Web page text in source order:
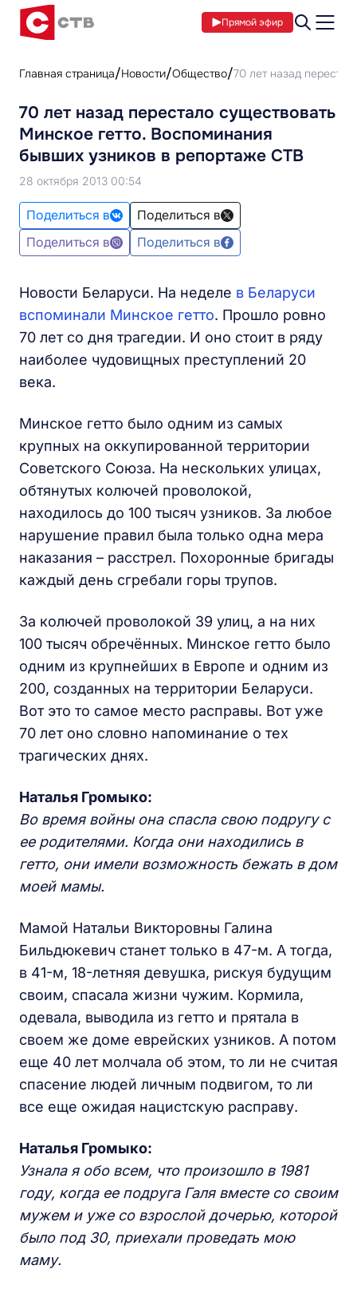
Прямой эфир
Главная страница Новости Общество 70 лет назад
70 лет назад перестало существовать
Минское гетто. Воспоминания
бывших узников в репортаже СТВ
28 октября 2013 00:54
Поделиться в
Поделиться в
Поделиться в
Поделиться в
Новости Беларуси. На неделе в Беларуси
вспоминали Минское гетто. Прошло ровно
70 лет со дня трагедии. И оно стоит в ряду
наиболее чудовищных преступлений 20
века.
Минское гетто было одним из самых
крупных на оккупированной территории
Советского Союза. На нескольких улицах,
обтянутых колючей проволокой,
находилось до 100 тысяч узников. За любое
нарушение правил была только одна мера
наказания – расстрел. Похоронные бригады
каждый день сгребали горы трупов.
За колючей проволокой 39 улиц, а на них
100 тысяч обречённых. Минское гетто было
одним из крупнейших в Европе и одним из
200, созданных на территории Беларуси.
Вот это то самое место расправы. Вот уже
70 лет оно словно напоминание о тех
трагических днях.
Наталья Громыко:
Во время войны она спасла свою подругу с
ее родителями. Когда они находились в
гетто, они имели возможность бежать в дом
моей мамы.
Мамой Натальи Викторовны Галина
Бильдюкевич станет только в 47-м. А тогда,
в 41-м, 18-летняя девушка, рискуя будущим
своим, спасала жизни чужим. Кормила,
одевала, выводила из гетто и прятала в
своем же доме еврейских узников. А потом
еще 40 лет молчала об этом, то ли не считая
спасение людей личным подвигом, то ли
все еще ожидая нацистскую расправу.
Наталья Громыко:
Узнала я обо всем, что произошло в 1981
году, когда ее подруга Галя вместе со своим
мужем и уже со взрослой дочерью, которой
было под 30, приехали проведать мою
маму.